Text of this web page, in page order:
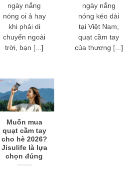
ngày nắng
nóng oi ả hay
khi phải di
chuyển ngoài
trời, bạn [...]
ngày nắng
nóng kéo dài
tại Việt Nam,
quạt cầm tay
của thương [...]
Muốn mua
quạt cầm tay
cho hè 2026?
Jisulife là lựa
chọn đúng